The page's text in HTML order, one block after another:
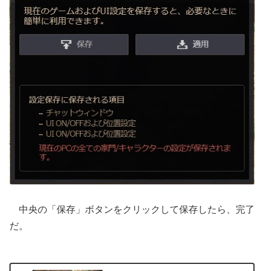
中央の「保存」ボタンをクリックして保存したら、完了
だ。